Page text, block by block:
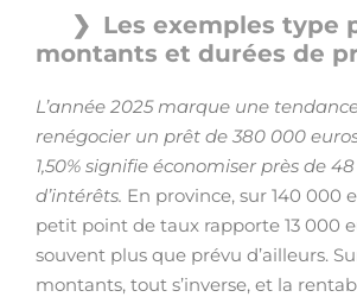
Les exemples type
montants et durées de
L’année 2025 marque une
renégocier un prêt de 380 000 euros
1,50% signifie économiser près de
d’intérêts. En province, sur 140 000
petit point de taux rapporte 13 000
souvent plus que prévu d’ailleurs.
montants, tout s’inverse, et la